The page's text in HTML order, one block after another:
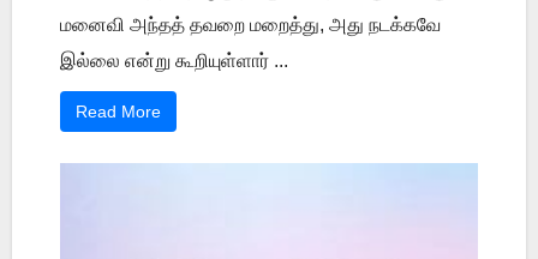
மனைவி அந்தத் தவறை மறைத்து, அது நடக்கவே
இல்லை என்று கூறியுள்ளார் ...
Read More